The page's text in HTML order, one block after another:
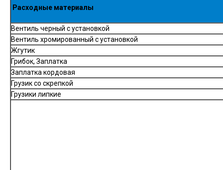
Расходные материалы
Вентиль черный с установкой
Вентиль хромированный с установкой
Жгутик
Грибок, Заплатка
Заплатка кордовая
Грузик со скрепкой
Грузики липкие